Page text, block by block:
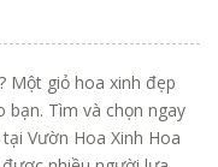
Một giỏ hoa xinh đẹp
bạn. Tìm và chọn ngay
Vườn Hoa Xinh Hoa